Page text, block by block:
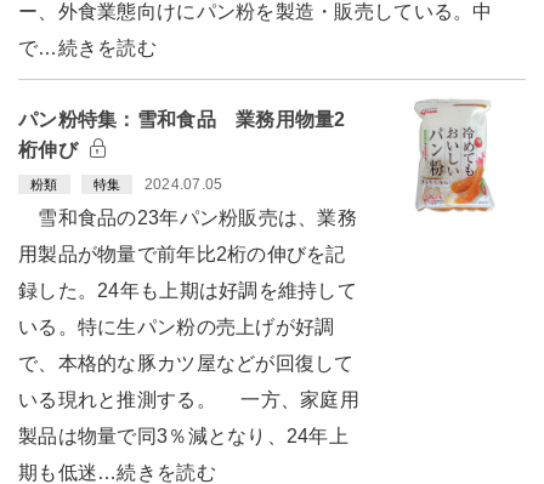
ー、外食業態向けにパン粉を製造・販売している。中
で…続きを読む
パン粉特集：雪和食品 業務用物量2
桁伸び
粉類 特集 2024.07.05
雪和食品の23年パン粉販売は、業務
用製品が物量で前年比2桁の伸びを記
録した。24年も上期は好調を維持して
いる。特に生パン粉の売上げが好調
で、本格的な豚カツ屋などが回復して
いる現れと推測する。 一方、家庭用
製品は物量で同3％減となり、24年上
期も低迷…続きを読む